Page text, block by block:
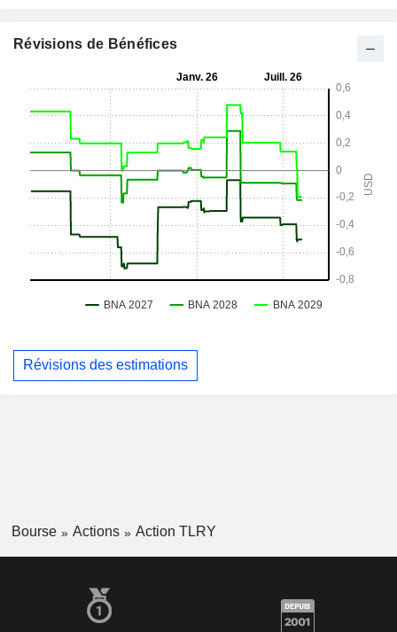
Révisions de Bénéfices
Révisions des estimations
Bourse Actions Action TLRY